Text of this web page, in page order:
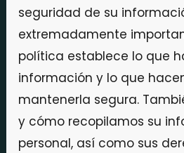
seguridad de su
extremadamente
política establece lo que
información y lo que
mantenerla segura.
y cómo recopilamos su
personal, así como sus